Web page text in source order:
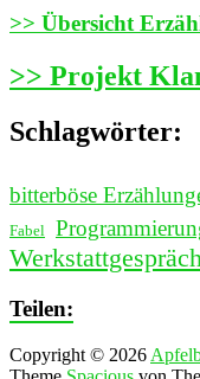
>> Übersicht
>> Projekt
Schlagwörter:
bitterböse
Fabel
Teilen:
Copyright © 2026